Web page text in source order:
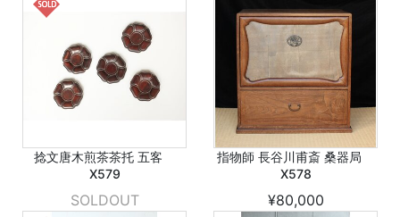
捻文唐木煎茶茶托 五客
X579
SOLDOUT
指物師 長谷川甫斎 桑器局
X578
¥80,000